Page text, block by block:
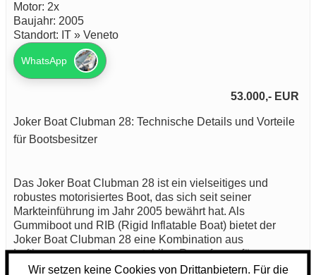
Motor: 2x
Baujahr: 2005
Standort: IT » Veneto
WhatsApp
53.000,- EUR
Joker Boat Clubman 28: Technische Details und Vorteile
für Bootsbesitzer
Das Joker Boat Clubman 28 ist ein vielseitiges und
robustes motorisiertes Boot, das sich seit seiner
Markteinführung im Jahr 2005 bewährt hat. Als
Gummiboot und RIB (Rigid Inflatable Boat) bietet der
Joker Boat Clubman 28 eine Kombination aus
Luftkammern und einem stabilen Rumpf, was für
exzellente Seegängigkeit sorgt. Das Rumpfmaterial des
Wir setzen keine Cookies von Drittanbietern. Für die